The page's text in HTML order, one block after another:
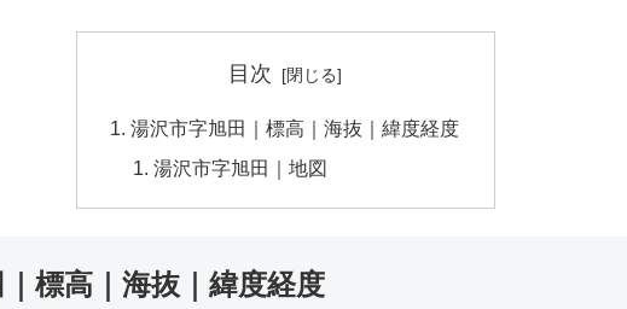
目次
湯沢市字旭田｜標高｜海抜｜緯度経度
湯沢市字旭田｜地図
標高｜海抜｜緯度経度